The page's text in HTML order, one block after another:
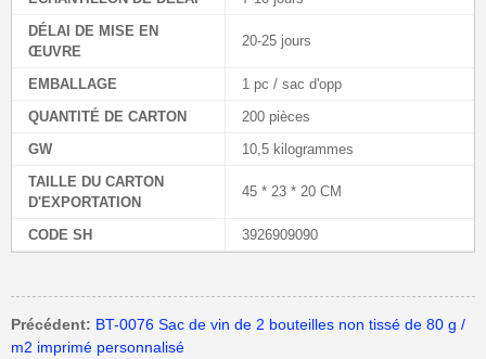
DÉLAI DE MISE EN
ŒUVRE
20-25 jours
EMBALLAGE
1 pc / sac d'opp
QUANTITÉ DE CARTON
200 pièces
GW
10,5 kilogrammes
TAILLE DU CARTON
D'EXPORTATION
45 * 23 * 20 CM
CODE SH 3926909090
Précédent: BT-0076 Sac de vin de 2 bouteilles non tissé de 80 g /
m2 imprimé personnalisé